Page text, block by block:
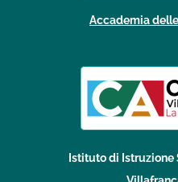
Accademia
Istituto di Istruzione